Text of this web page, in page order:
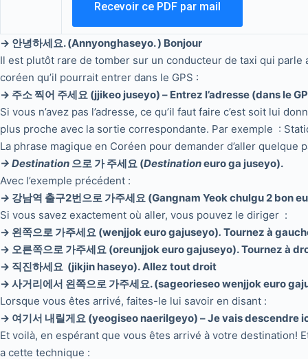
→ 안녕하세요. (Annyonghaseyo. ) Bonjour
Il est plutôt rare de tomber sur un conducteur de taxi qui
coréen qu’il pourrait entrer dans le GPS :
→ 주소 찍어 주세요 (jjikeo juseyo) – Entrez l’adresse (dans le
Si vous n’avez pas l’adresse, ce qu’il faut faire c’est soit lui
plus proche avec la sortie correspondante. Par exemple :
La phrase magique en Coréen pour demander d’aller quelque
→ Destination 으로 가 주세요 (Destinationeuro ga juseyo).
Avec l’exemple précédent :
→ 강남역 출구2번으로 가주세요 (Gangnam Yeok chulgu 2 bon
Si vous savez exactement où aller, vous pouvez le diriger :
→ 왼쪽으로 가주세요 (wenjjok euro gajuseyo). Tournez à
→ 오른쪽으로 가주세요 (oreunjjok euro gajuseyo). Tournez à
→ 직진하세요 (jikjin haseyo). Allez tout droit
→ 사거리에서 왼쪽으로 가주세요. (sageorieseo wenjjok euro
Lorsque vous êtes arrivé, faites-le lui savoir en disant :
→ 여기서 내릴게요 (yeogiseo naerilgeyo) – Je vais descendre
Et voilà, en espérant que vous êtes arrivé à votre destination!
a cette technique :